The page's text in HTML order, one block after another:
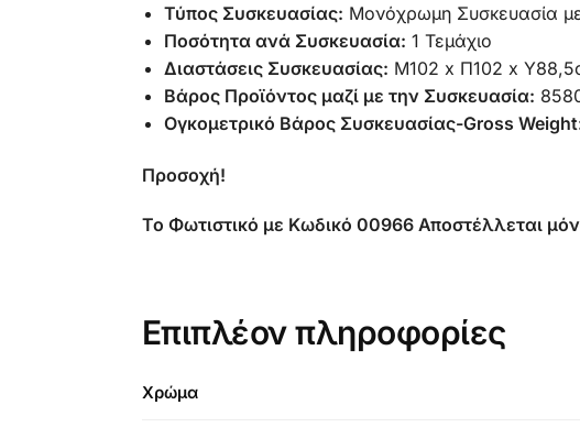
Τύπος Συσκευασίας: Μονόχρωμη Συσκευασία
Ποσότητα ανά Συσκευασία: 1 Τεμάχιο
Διαστάσεις Συσκευασίας: Μ102 x Π102 x
Βάρος Προϊόντος μαζί με την Συσκευασία:
Ογκομετρικό Βάρος Συσκευασίας-Gross
Προσοχή!
Το Φωτιστικό με Κωδικό 00966 Αποστέλλεται
Επιπλέον πληροφορίες
Χρώμα